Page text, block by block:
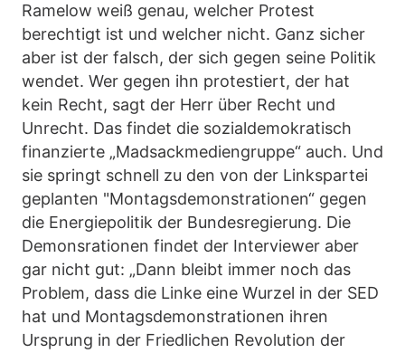
Ramelow weiß genau, welcher Protest
berechtigt ist und welcher nicht. Ganz sicher
aber ist der falsch, der sich gegen seine Politik
wendet. Wer gegen ihn protestiert, der hat
kein Recht, sagt der Herr über Recht und
Unrecht. Das findet die sozialdemokratisch
finanzierte „Madsackmediengruppe“ auch. Und
sie springt schnell zu den von der Linkspartei
geplanten "Montagsdemonstrationen“ gegen
die Energiepolitik der Bundesregierung. Die
Demonsrationen findet der Interviewer aber
gar nicht gut: „Dann bleibt immer noch das
Problem, dass die Linke eine Wurzel in der SED
hat und Montagsdemonstrationen ihren
Ursprung in der Friedlichen Revolution der